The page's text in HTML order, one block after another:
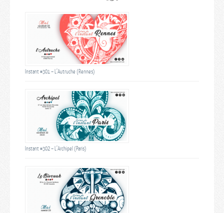
Instant #301 – L’Autruche (Rennes)
Instant #302 – L’Archipel (Paris)